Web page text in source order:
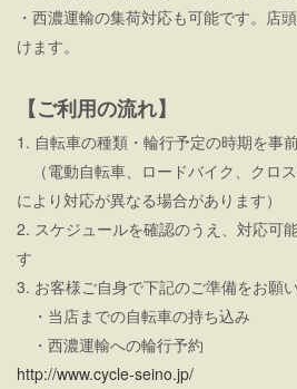
・西濃運輸の集荷対応も可能です。店
けます。
【ご利用の流れ】
1. 自転車の種類・輪行予定の時期を事
（電動自転車、ロードバイク、クロ
により対応が異なる場合があります）
2. スケジュールを確認のうえ、対応可
す
3. お客様ご自身で下記のご準備をお願
・当店までの自転車の持ち込み
・西濃運輸への輪行予約
http://www.cycle-seino.jp/